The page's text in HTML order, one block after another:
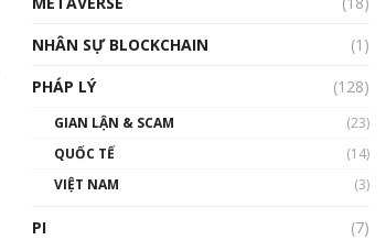
01:34:46
NHÂN SỰ BLOCKCHAIN
(1)
PHÁP LÝ
(128)
GIAN LẬN & SCAM
(23)
QUỐC TẾ
(14)
VIỆT NAM
(3)
PI (7)